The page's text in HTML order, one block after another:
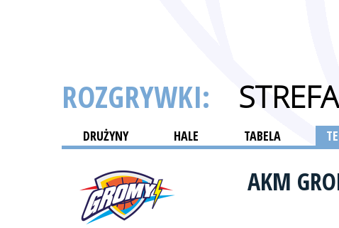
ROZGRYWKI:
DRUŻYNY HALE TABELA
AKM